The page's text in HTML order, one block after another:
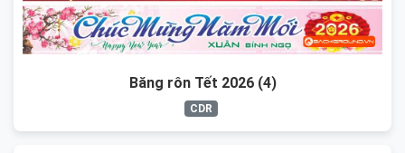
Băng rôn Tết 2026 (4)
CDR